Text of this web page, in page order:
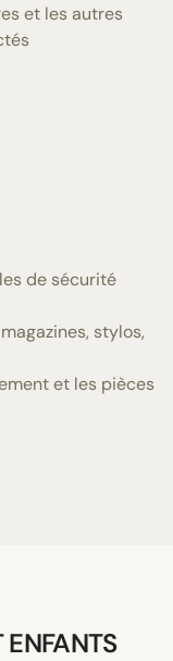
et les autres
de sécurité
stylos,
et les pièces
ENFANTS